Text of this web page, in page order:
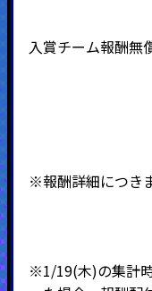
入賞チーム報酬無
※報酬詳細につき
※1/19(木)の集計